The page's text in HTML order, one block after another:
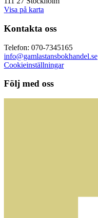
Visa på karta
Kontakta oss
Telefon: 070-7345165
info@gamlastansbokhandel.se
Cookieinställningar
Följ med oss